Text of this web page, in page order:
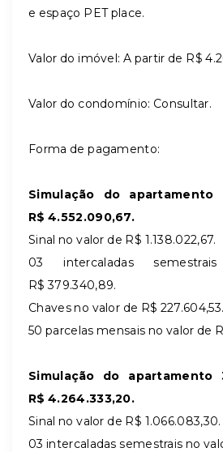
e espaço PET place.
Valor do imóvel: A partir de R$
Valor do condomínio: Consultar.
Forma de pagamento:
Simulação do
R$ 4.552.090,67.
Sinal no valor de R$ 1.138.022,67.
03 intercaladas
R$ 379.340,89.
Chaves no valor de R$ 227.604,53.
50 parcelas mensais no valor de
Simulação do
R$ 4.264.333,20.
Sinal no valor de R$ 1.066.083,30.
03 intercaladas semestrais no